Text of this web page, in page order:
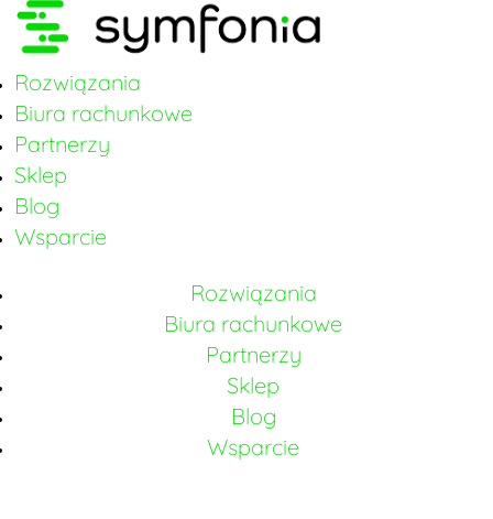
Rozwiązania
Biura rachunkowe
Partnerzy
Sklep
Blog
Wsparcie
Rozwiązania
Biura rachunkowe
Partnerzy
Sklep
Blog
Wsparcie